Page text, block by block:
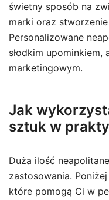
świetny sposób na
marki oraz
Personalizowane
słodkim upominkiem,
marketingowym.
Jak
sztuk w
Duża ilość
zastosowania.
które pomogą Ci w